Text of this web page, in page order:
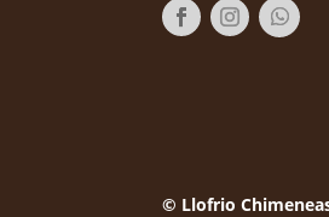
© Llofrio